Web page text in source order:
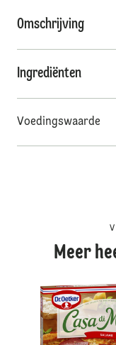
Omschrijving
Ingrediënten
Voedingswaarde
Meer